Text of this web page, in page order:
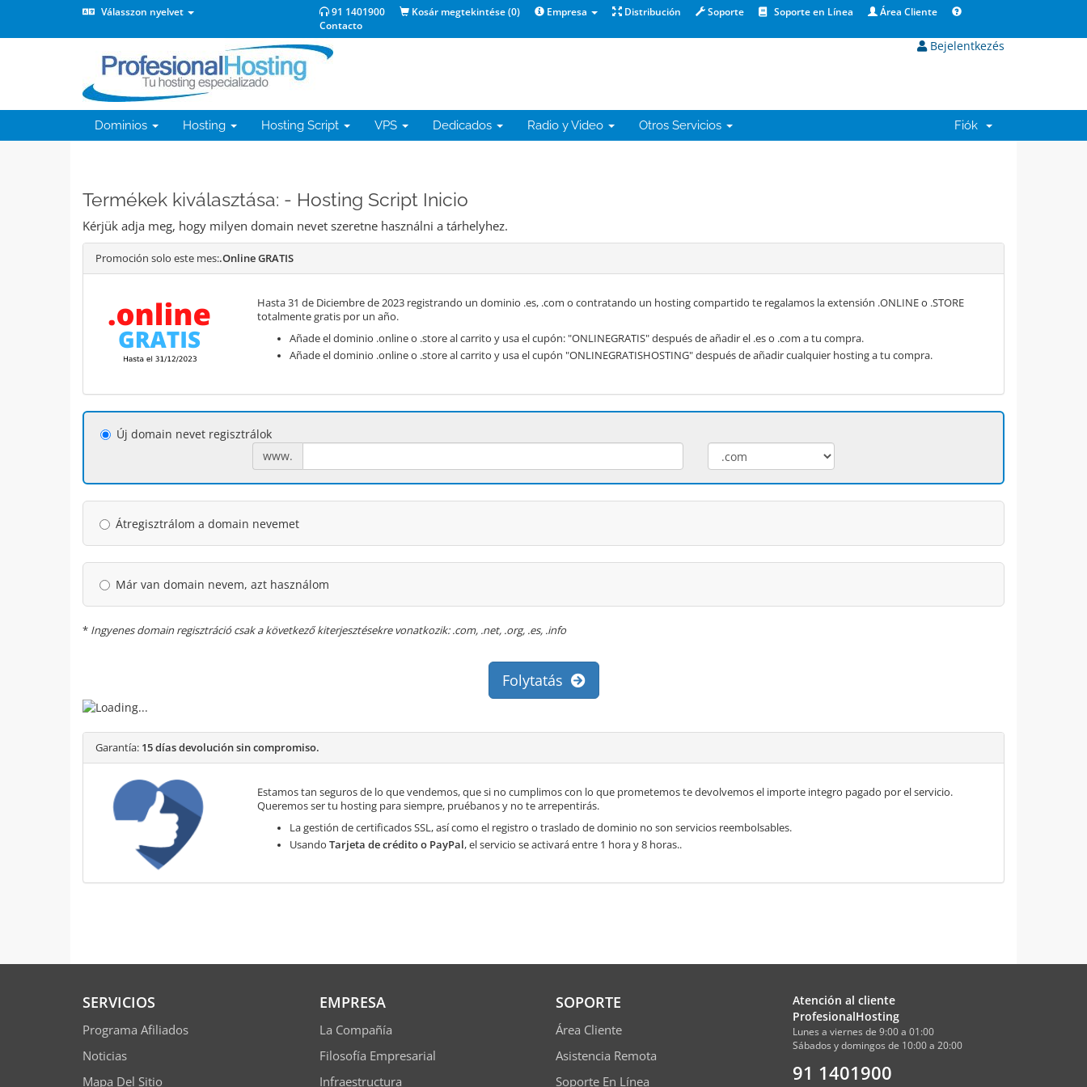
Válasszon nyelvet 91 1401900 Kosár megtekintése (0) Empresa Distribución Soporte Soporte en Línea
Área Cliente
Contacto
Bejelentkezés
Dominios Hosting Hosting Script VPS Dedicados Radio y Video Otros Servicios Fiók
Termékek kiválasztása: - Hosting Script Inicio
Kérjük adja meg, hogy milyen domain nevet szeretne használni a tárhelyhez.
Promoción solo este mes:.Online GRATIS
Hasta 31 de Diciembre de 2023 registrando un dominio .es, .com o contratando un hosting compartido te regalamos la extensión .ONLINE o .STORE
totalmente gratis por un año.
Añade el dominio .online o .store al carrito y usa el cupón: "ONLINEGRATIS" después de añadir el .es o .com a tu compra.
Añade el dominio .online o .store al carrito y usa el cupón "ONLINEGRATISHOSTING" después de añadir cualquier hosting a tu compra.
Új domain nevet regisztrálok
www.
Átregisztrálom a domain nevemet
Már van domain nevem, azt használom
* Ingyenes domain regisztráció csak a következő kiterjesztésekre vonatkozik: .com, .net, .org, .es, .info
Folytatás
Garantía: 15 días devolución sin compromiso.
Estamos tan seguros de lo que vendemos, que si no cumplimos con lo que prometemos te devolvemos el importe integro pagado por el servicio.
Queremos ser tu hosting para siempre, pruébanos y no te arrepentirás.
La gestión de certificados SSL, así como el registro o traslado de dominio no son servicios reembolsables.
Usando Tarjeta de crédito o PayPal, el servicio se activará entre 1 hora y 8 horas..
SERVICIOS
Programa Afiliados
Noticias
Mapa Del Sitio
EMPRESA
La Compañía
Filosofía Empresarial
Infraestructura
SOPORTE
Área Cliente
Asistencia Remota
Soporte En Línea
Atención al cliente
ProfesionalHosting
Lunes a viernes de 9:00 a 01:00
Sábados y domingos de 10:00 a 20:00
91 1401900